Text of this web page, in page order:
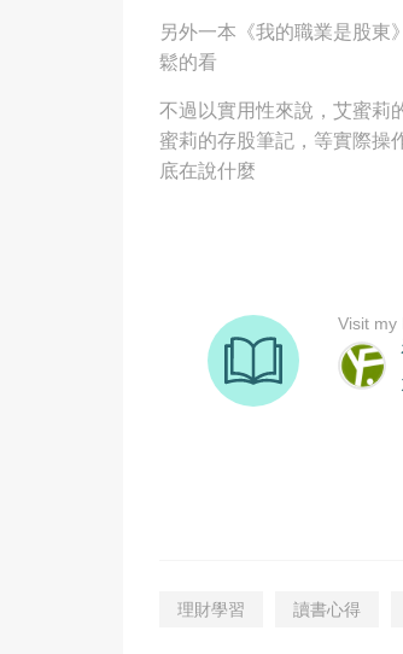
另外一本《我的職業是股東
鬆的看
不過以實用性來說，艾蜜莉
蜜莉的存股筆記，等實際操
底在說什麼
理財學習 讀書心得